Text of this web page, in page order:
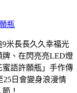
米長長久久幸福光
、在閃亮亮LED燈
語許願瓶」手作傳
25日會變身浪漫情